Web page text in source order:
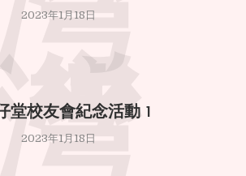
2023年1月18日
堂校友會紀念活動 1
2023年1月18日